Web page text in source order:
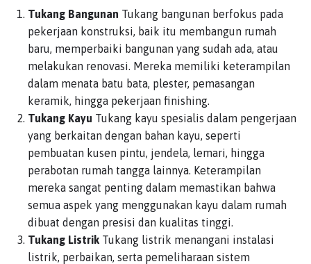
Tukang Bangunan Tukang bangunan berfokus pada
pekerjaan konstruksi, baik itu membangun rumah
baru, memperbaiki bangunan yang sudah ada, atau
melakukan renovasi. Mereka memiliki keterampilan
dalam menata batu bata, plester, pemasangan
keramik, hingga pekerjaan finishing.
Tukang Kayu Tukang kayu spesialis dalam pengerjaan
yang berkaitan dengan bahan kayu, seperti
pembuatan kusen pintu, jendela, lemari, hingga
perabotan rumah tangga lainnya. Keterampilan
mereka sangat penting dalam memastikan bahwa
semua aspek yang menggunakan kayu dalam rumah
dibuat dengan presisi dan kualitas tinggi.
Tukang Listrik Tukang listrik menangani instalasi
listrik, perbaikan, serta pemeliharaan sistem